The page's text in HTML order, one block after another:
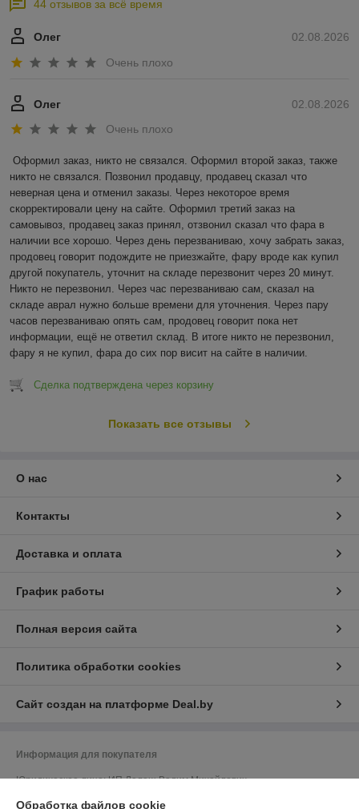
44 отзывов за всё время
02.08.2026
Олег
Очень плохо
02.08.2026
Олег
Очень плохо
Оформил заказ, никто не связался. Оформил второй заказ, также
никто не связался. Позвонил продавцу, продавец сказал что
неверная цена и отменил заказы. Через некоторое время
скорректировали цену на сайте. Оформил третий заказ на
самовывоз, продавец заказ принял, отзвонил сказал что фара в
наличии все хорошо. Через день перезваниваю, хочу забрать заказ,
продовец говорит подождите не приезжайте, фару вроде как купил
другой покупатель, уточнит на складе перезвонит через 20 минут.
Никто не перезвонил. Через час перезваниваю сам, сказал на
складе аврал нужно больше времени для уточнения. Через пару
часов перезваниваю опять сам, продовец говорит пока нет
информации, ещё не ответил склад. В итоге никто не перезвонил,
фару я не купил, фара до сих пор висит на сайте в наличии.
Сделка подтверждена через корзину
Показать все отзывы
О нас
Контакты
Доставка и оплата
График работы
Полная версия сайта
Политика обработки cookies
Сайт создан на платформе Deal.by
Информация для покупателя
Юридическое лицо:ИП Лелеш Вадим Михайлович
Обработка файлов cookie